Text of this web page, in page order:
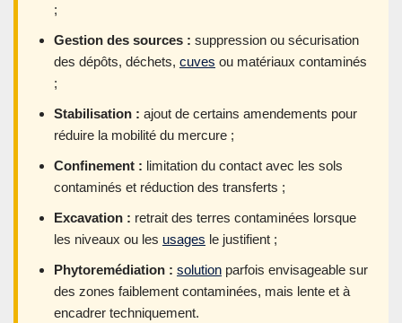
;
Gestion des sources : suppression ou sécurisation
des dépôts, déchets, cuves ou matériaux contaminés
;
Stabilisation : ajout de certains amendements pour
réduire la mobilité du mercure ;
Confinement : limitation du contact avec les sols
contaminés et réduction des transferts ;
Excavation : retrait des terres contaminées lorsque
les niveaux ou les usages le justifient ;
Phytoremédiation : solution parfois envisageable sur
des zones faiblement contaminées, mais lente et à
encadrer techniquement.